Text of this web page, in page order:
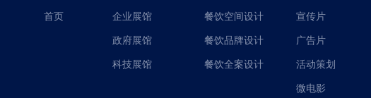
首页 企业展馆
政府展馆
科技展馆
餐饮空间设计
餐饮品牌设计
餐饮全案设计
宣传片
广告片
活动策划
微电影